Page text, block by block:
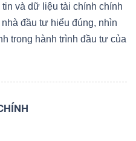
và dữ liệu tài chính chính
đầu tư hiểu đúng, nhìn
trong hành trình đầu tư của